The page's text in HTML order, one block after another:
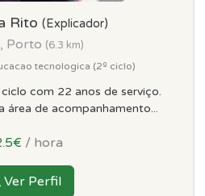
Rito (Explicador)
Porto (6.3 km)
tecnologica (2º ciclo)
com 22 anos de serviço.
área de acompanhamento...
/ hora
Ver Perfil